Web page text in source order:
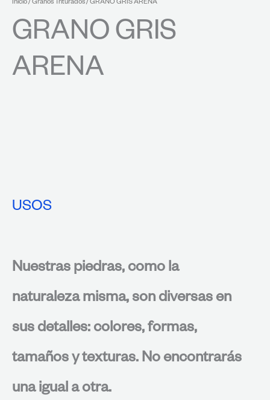
Inicio/Granos Triturados/ GRANO GRIS ARENA
GRANO GRIS
ARENA
USOS
Nuestras piedras, como la
naturaleza misma, son diversas en
sus detalles: colores, formas,
tamaños y texturas. No encontrarás
una igual a otra.